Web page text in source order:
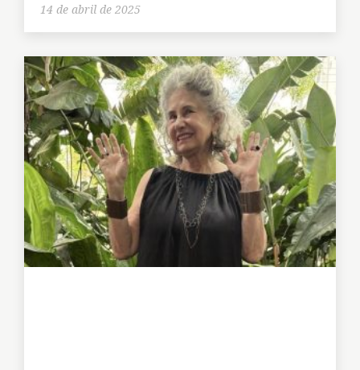
14 de abril de 2025